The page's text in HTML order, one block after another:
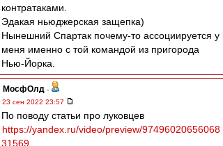
контратаками.
Эдакая ньюджерская защепка)
Нынешний Спартак почему-то ассоциируется у
меня именно с той командой из пригорода
Нью-Йорка.
МосфОлд -
23 сен 2022 23:57
По поводу статьи про луковцев
https://yandex.ru/video/preview/97496020656068
31569